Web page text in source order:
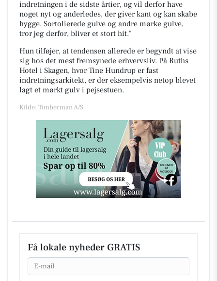
indretningen i de sidste årtier, og vil derfor have
noget nyt og anderledes, der giver kant og kan skabe
hygge. Sortolierede gulve og andre mørke gulve,
tror jeg derfor, bliver et stort hit."
Hun tilføjer, at tendensen allerede er begyndt at vise
sig hos det mest fremsynede erhvervsliv. På Ruths
Hotel i Skagen, hvor Tine Hundrup er fast
indretningsarkitekt, er der eksempelvis netop blevet
lagt et mørkt gulv i pejsestuen.
Kilde: Timberman A/S
Få lokale nyheder GRATIS
Email